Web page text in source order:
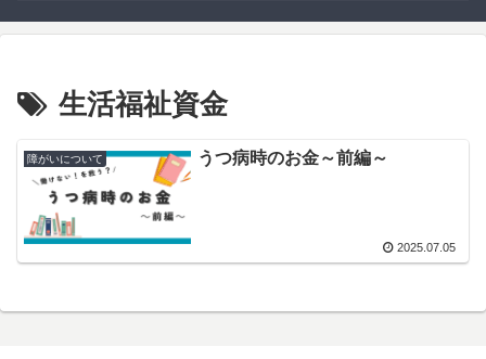
生活福祉資金
障がいについて うつ病時のお金～前編～
2025.07.05